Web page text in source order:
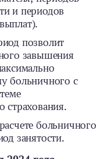
и периодов
позволит
завышения
больничного с
страхования.
больничного
занятости.